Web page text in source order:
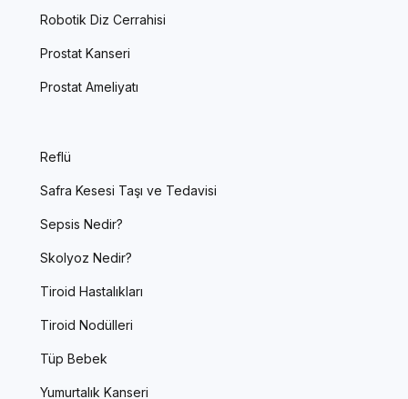
Robotik Diz Cerrahisi
Prostat Kanseri
Prostat Ameliyatı
Reflü
Safra Kesesi Taşı ve Tedavisi
Sepsis Nedir?
Skolyoz Nedir?
Tiroid Hastalıkları
Tiroid Nodülleri
Tüp Bebek
Yumurtalık Kanseri